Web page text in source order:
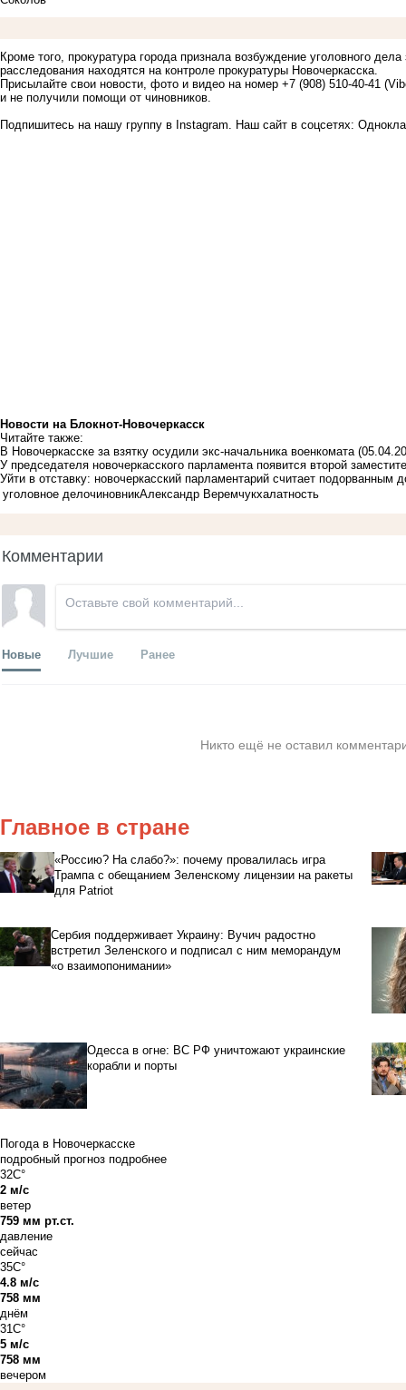
Кроме того, прокуратура города признала возбуждение уголовного
расследования находятся на контроле прокуратуры Новочеркасска.
Присылайте свои новости, фото и видео на номер +7 (908) 510-40-41
и не получили помощи от чиновников.
Подпишитесь на нашу группу в Instagram. Наш сайт в соцсетях:
Новости на Блoкнoт-Новочеркасск
Читайте также:
В Новочеркасске за взятку осудили экс-начальника военкомата
У председателя новочеркасского парламента появится второй
Уйти в отставку: новочеркасский парламентарий считает подорванным
уголовное делочиновникАлександр Веремчукхалатность
Комментарии
Новые Лучшие Ранее
Никто ещё не оставил
Главное в стране
«Россию? На слабо?»: почему провалилась игра
Трампа с обещанием Зеленскому лицензии на ракеты
для Patriot
Сербия поддерживает Украину: Вучич радостно
встретил Зеленского и подписал с ним меморандум
«о взаимопонимании»
Одесса в огне: ВС РФ уничтожают украинские
корабли и порты
Погода в Новочеркасске
подробный прогноз подробнее
32C°
2 м/с
ветер
759 мм рт.ст.
давление
сейчас
35C°
4.8 м/с
758 мм
днём
31C°
5 м/с
758 мм
вечером